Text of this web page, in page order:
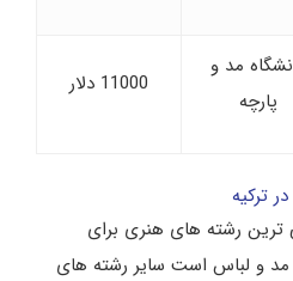
مد و
پارچه
11000 دلار
ترکیه
رشته های هنری برای
و لباس است سایر رشته های